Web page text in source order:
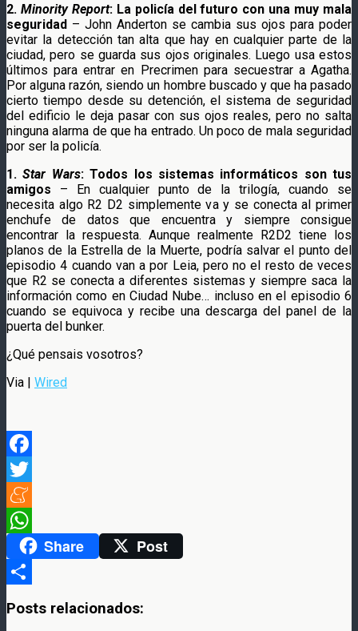
2. Minority Report: La policía del futuro con una muy mala
seguridad – John Anderton se cambia sus ojos para poder
evitar la detección tan alta que hay en cualquier parte de la
ciudad, pero se guarda sus ojos originales. Luego usa estos
últimos para entrar en Precrimen para secuestrar a Agatha.
Por alguna razón, siendo un hombre buscado y que ha pasado
cierto tiempo desde su detención, el sistema de seguridad
del edificio le deja pasar con sus ojos reales, pero no salta
ninguna alarma de que ha entrado. Un poco de mala seguridad
por ser la policía.
1.Star Wars: Todos los sistemas informáticos son tus
amigos – En cualquier punto de la trilogía, cuando se
necesita algo R2 D2 simplemente va y se conecta al primer
enchufe de datos que encuentra y siempre consigue
encontrar la respuesta. Aunque realmente R2D2 tiene los
planos de la Estrella de la Muerte, podría salvar el punto del
episodio 4 cuando van a por Leia, pero no el resto de veces
que R2 se conecta a diferentes sistemas y siempre saca la
información como en Ciudad Nube… incluso en el episodio 6
cuando se equivoca y recibe una descarga del panel de la
puerta del bunker.
¿Qué pensais vosotros?
Via | Wired
Facebook
Twitter
Meneame
WhatsAppShare Post
Posts relacionados: